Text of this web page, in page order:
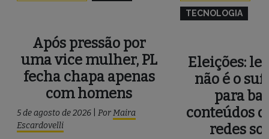
Após pressão por
uma vice mulher, PL
fecha chapa apenas
com homens
5 de agosto de 2026 PorMaira
Escardovelli
TECNOLOGIA
Eleições:
não é o
para
conteúdos
redes